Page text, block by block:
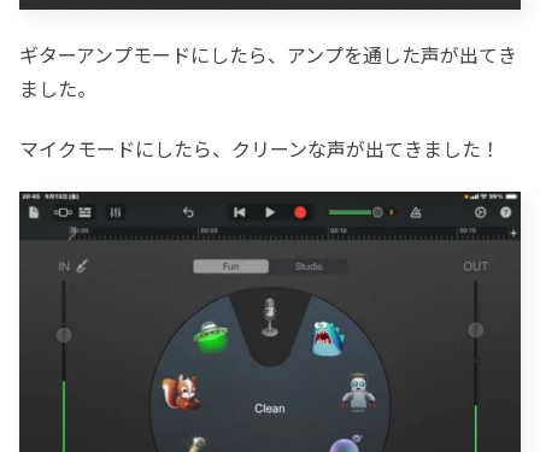
ギターアンプモードにしたら、アンプを通した声が出てき
ました。
マイクモードにしたら、クリーンな声が出てきました！